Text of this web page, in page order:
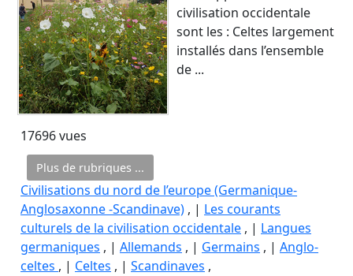
civilisation occidentale
sont les : Celtes largement
installés dans l’ensemble
de ...
17696 vues
Plus de rubriques ...
Civilisations du nord de l’europe (Germanique-
Anglosaxonne -Scandinave) , | Les courants
culturels de la civilisation occidentale , | Langues
germaniques , | Allemands , | Germains , | Anglo-
celtes , | Celtes , | Scandinaves ,